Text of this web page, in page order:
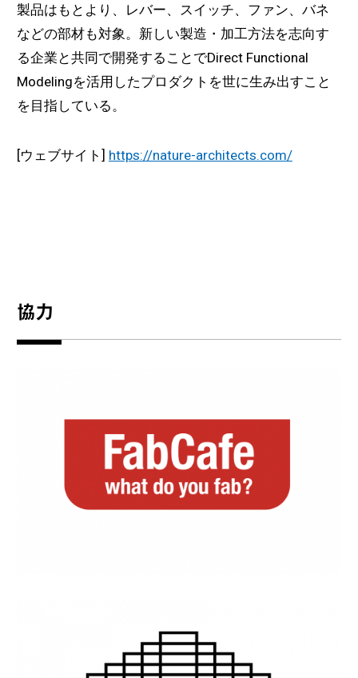
製品はもとより、レバー、スイッチ、ファン、バネ
などの部材も対象。新しい製造・加工方法を志向す
る企業と共同で開発することでDirect Functional
Modelingを活用したプロダクトを世に生み出すこと
を目指している。
[ウェブサイト] https://nature-architects.com/
協力